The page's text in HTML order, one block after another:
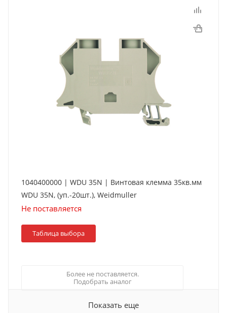
1040400000 | WDU 35N | Винтовая клемма 35кв.мм
WDU 35N, (уп.-20шт.), Weidmuller
Не поставляется
Таблица выбора
Более не поставляется.
Подобрать аналог
Показать еще